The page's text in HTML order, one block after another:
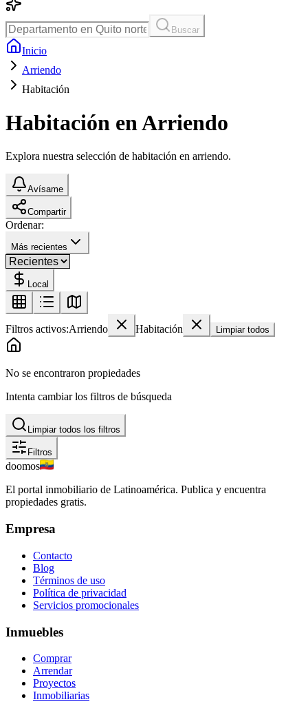
Buscar
Inicio
Arriendo
Habitación
Habitación en Arriendo
Explora nuestra selección de habitación en arriendo.
Avísame
Compartir
Ordenar:
Más recientes
Local
Filtros activos:Arriendo Habitación Limpiar todos
No se encontraron propiedades
Intenta cambiar los filtros de búsqueda
Limpiar todos los filtros
Filtros
doomos
El portal inmobiliario de Latinoamérica. Publica y encuentra
propiedades gratis.
Empresa
Contacto
Blog
Términos de uso
Política de privacidad
Servicios promocionales
Inmuebles
Comprar
Arrendar
Proyectos
Inmobiliarias